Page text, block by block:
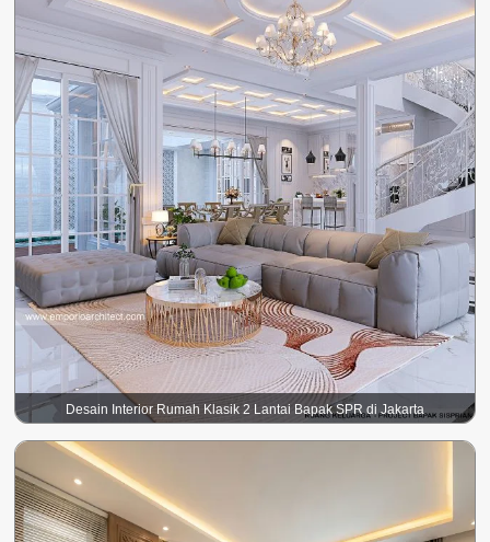
Desain Interior Rumah Klasik 2 Lantai Bapak SPR di Jakarta